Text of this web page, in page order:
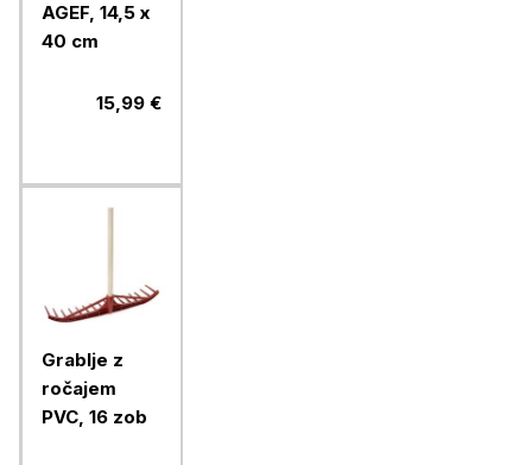
AGEF, 14,5 x
40 cm
15,99 €
Grablje z
ročajem
PVC, 16 zob